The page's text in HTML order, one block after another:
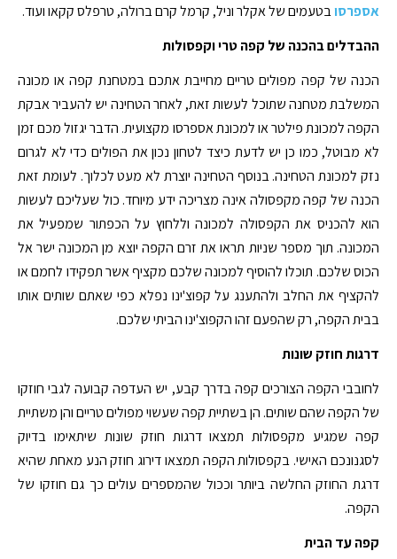
אספרסובטעמים של אקלר וניל, קרמל קרם ברולה, טרפלס קקאו ועוד.
ההבדלים בהכנה של קפה טרי וקפסולות
הכנה של קפה מפולים טריים מחייבת אתכם במטחנת קפה או מכונה
המשלבת מטחנה שתוכל לעשות זאת, לאחר הטחינה יש להעביר אבקת
הקפה למכונת פילטר או למכונת אספרסו מקצועית. הדבר יגזול מכם זמן
לא מבוטל, כמו כן יש לדעת כיצד לטחון נכון את הפולים כדי לא לגרום
נזק למכונת הטחינה. בנוסף הטחינה יוצרת לא מעט לכלוך. לעומת זאת
הכנה של קפה מקפסולה אינה מצריכה ידע מיוחד. כול שעליכם לעשות
הוא להכניס את הקפסולה למכונה וללחוץ על הכפתור שמפעיל את
המכונה. תוך מספר שניות תראו את זרם הקפה יוצא מן המכונה ישר אל
הכוס שלכם. תוכלו להוסיף למכונה שלכם מקציף אשר תפקידו לחמם או
להקציף את החלב ולהתענג על קפוצ'ינו נפלא כפי שאתם שותים אותו
בבית הקפה, רק שהפעם זהו הקפוצ'ינו הביתי שלכם.
דרגות חוזק שונות
לחובבי הקפה הצורכים קפה בדרך קבע, יש העדפה קבועה לגבי חוזקו
של הקפה שהם שותים. הן בשתיית קפה שעשוי מפולים טריים והן משתיית
קפה שמגיע מקפסולות תמצאו דרגות חוזק שונות שיתאימו בדיוק
לסגנונכם האישי. בקפסולות הקפה תמצאו דירוג חוזק הנע מאחת שהיא
דרגת החוזק החלשה ביותר וככול שהמספרים עולים כך גם חוזקו של
הקפה.
קפה עד הבית